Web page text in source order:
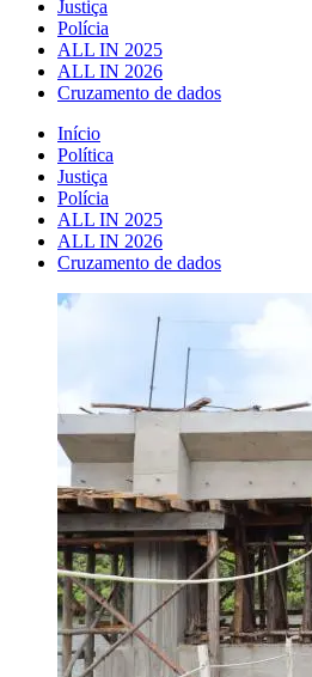
Justiça
Polícia
ALL IN 2025
ALL IN 2026
Cruzamento de dados
Início
Política
Justiça
Polícia
ALL IN 2025
ALL IN 2026
Cruzamento de dados